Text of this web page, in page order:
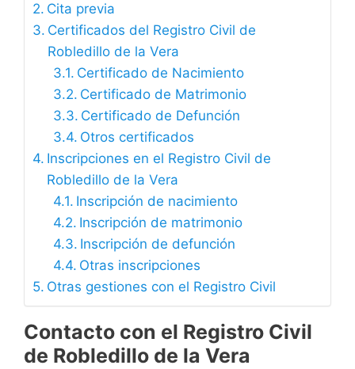
Cita previa
Certificados del Registro Civil de
Robledillo de la Vera
Certificado de Nacimiento
Certificado de Matrimonio
Certificado de Defunción
Otros certificados
Inscripciones en el Registro Civil de
Robledillo de la Vera
Inscripción de nacimiento
Inscripción de matrimonio
Inscripción de defunción
Otras inscripciones
Otras gestiones con el Registro Civil
Contacto con el Registro Civil
de Robledillo de la Vera